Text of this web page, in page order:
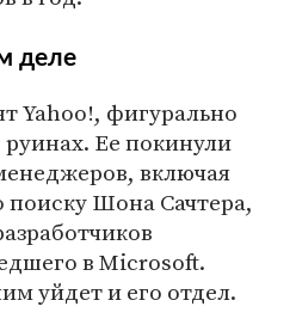
деле
Yahoo!, фигурально
Ее покинули
включая
поиску Шона Сачтера,
в Microsoft.
уйдет и его отдел.